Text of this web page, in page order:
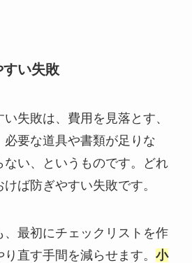
い失敗
失敗は、費用を見落とす、
要な道具や書類が足りな
ない、というものです。どれ
ば防ぎやすい失敗です。
、最初にチェックリストを作
直す手間を減らせます。 小